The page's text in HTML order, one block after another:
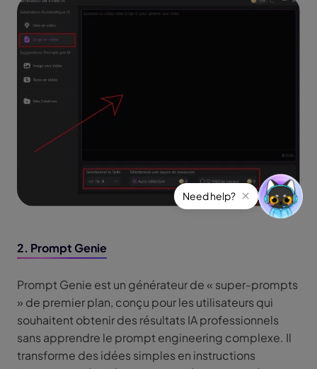
2. Prompt Genie
Prompt Genie est un générateur de « super-prompts
» de premier plan, conçu pour les utilisateurs qui
souhaitent obtenir des résultats IA professionnels
sans apprendre le prompt engineering complexe. Il
transforme des idées simples en instructions